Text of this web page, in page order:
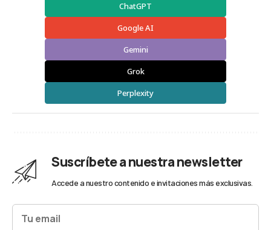
ChatGPT
Google AI
Gemini
Grok
Perplexity
Suscríbete a nuestra newsletter
Accede a nuestro contenido e invitaciones más exclusivas.